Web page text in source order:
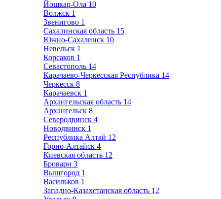
Йошкар-Ола 10
Волжск 1
Звенигово 1
Сахалинская область 15
Южно-Сахалинск 10
Невельск 1
Корсаков 1
Севастополь 14
Карачаево-Черкесская Республика 14
Черкесск 8
Карачаевск 1
Архангельская область 14
Архангельск 8
Северодвинск 4
Новодвинск 1
Республика Алтай 12
Горно-Алтайск 4
Киевская область 12
Бровари 3
Вышгород 1
Васильков 1
Западно-Казахстанская область 12